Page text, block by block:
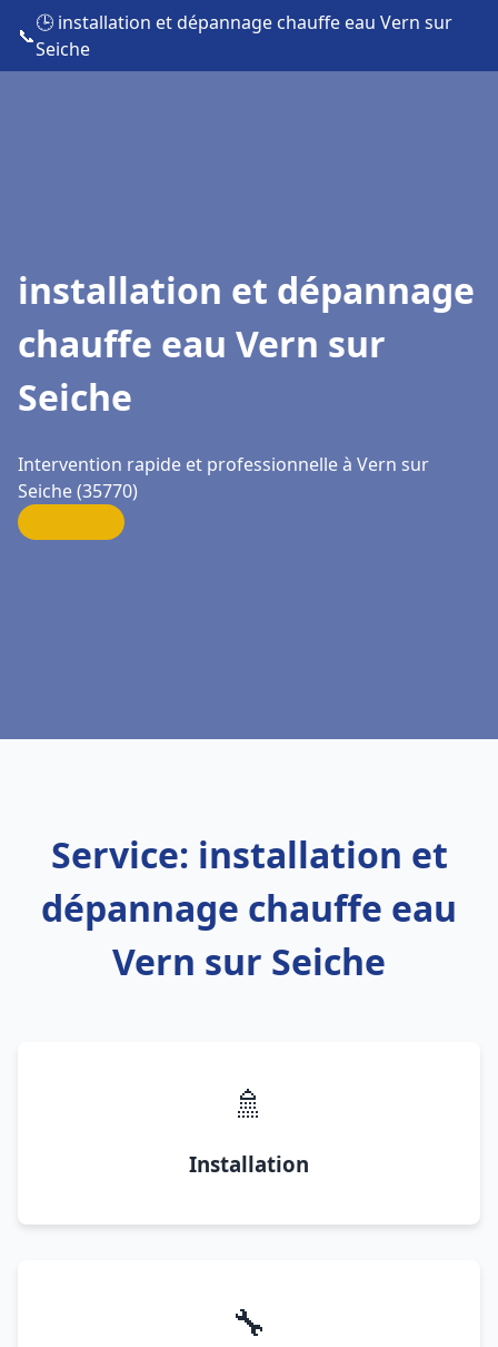
📞
🕒 installation et dépannage chauffe eau Vern sur
Seiche
installation et dépannage
chauffe eau Vern sur
Seiche
Intervention rapide et professionnelle à Vern sur
Seiche (35770)
Service: installation et
dépannage chauffe eau
Vern sur Seiche
🚿
Installation
🔧